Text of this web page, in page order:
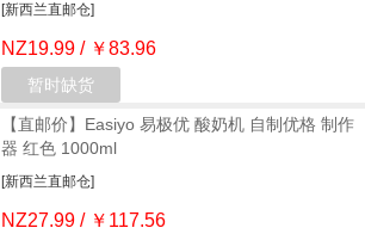
[新西兰直邮仓]
NZ19.99 / ￥83.96
暂时缺货
【直邮价】Easiyo 易极优 酸奶机 自制优格 制作
器 红色 1000ml
[新西兰直邮仓]
NZ27.99 / ￥117.56